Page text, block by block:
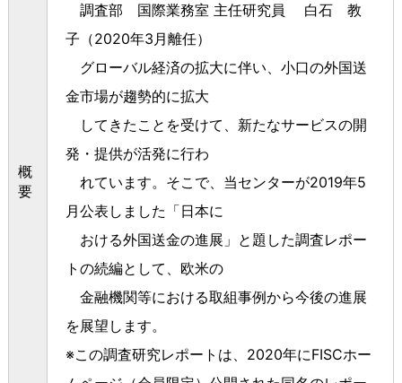
概
要
調査部 国際業務室 主任研究員 白石 教
子（2020年3月離任）
グローバル経済の拡大に伴い、小口の外国送
金市場が趨勢的に拡大
してきたことを受けて、新たなサービスの開
発・提供が活発に行わ
れています。そこで、当センターが2019年5
月公表しました「日本に
おける外国送金の進展」と題した調査レポー
トの続編として、欧米の
金融機関等における取組事例から今後の進展
を展望します。
※この調査研究レポートは、2020年にFISCホー